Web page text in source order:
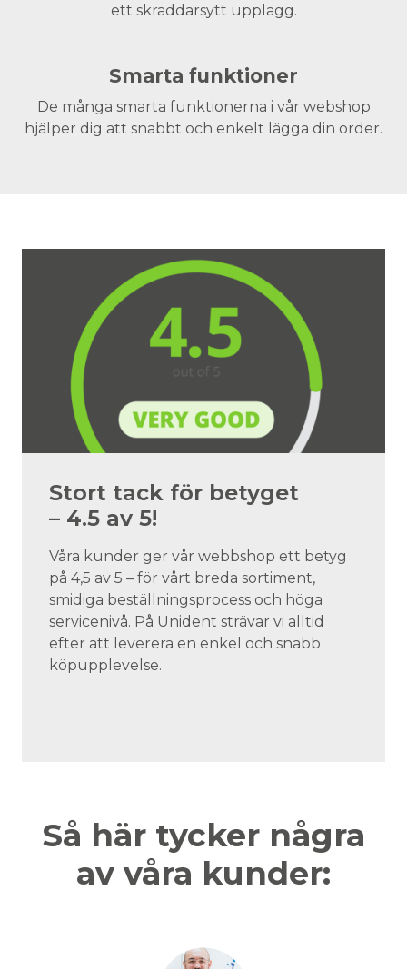
ett skräddarsytt upplägg.
Smarta funktioner
De många smarta funktionerna i vår webshop
hjälper dig att snabbt och enkelt lägga din order.
Stort tack för betyget
– 4.5 av 5!
Våra kunder ger vår webbshop ett betyg
på 4,5 av 5 – för vårt breda sortiment,
smidiga beställningsprocess och höga
servicenivå. På Unident strävar vi alltid
efter att leverera en enkel och snabb
köpupplevelse.
Så här tycker några
av våra kunder: